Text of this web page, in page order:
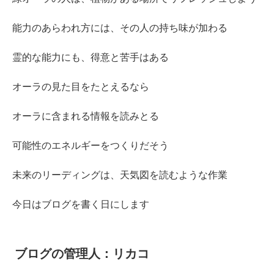
能力のあらわれ方には、その人の持ち味が加わる
霊的な能力にも、得意と苦手はある
オーラの見た目をたとえるなら
オーラに含まれる情報を読みとる
可能性のエネルギーをつくりだそう
未来のリーディングは、天気図を読むような作業
今日はブログを書く日にします
ブログの管理人：リカコ